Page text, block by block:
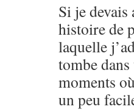
Si je
histoire de
laquelle
tombe
moments
un peu